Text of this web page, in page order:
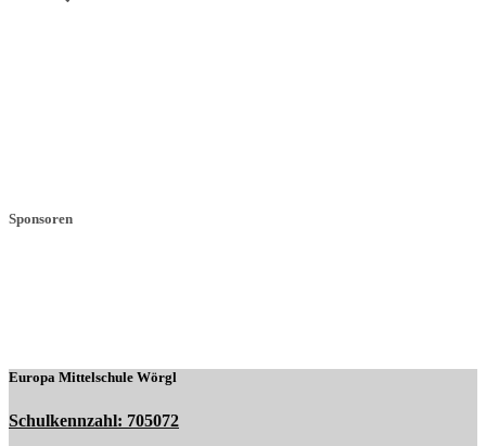
Sponsoren
Europa Mittelschule Wörgl
Schulkennzahl: 705072